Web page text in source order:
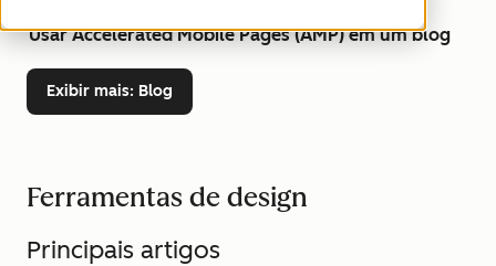
Usar Accelerated Mobile Pages (AMP) em um blog
Exibir mais: Blog
Ferramentas de design
Principais artigos